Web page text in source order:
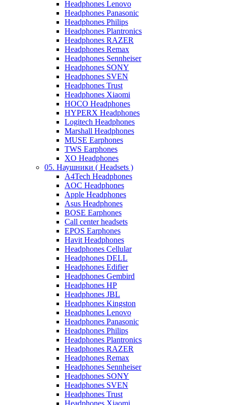
Headphones Lenovo
Headphones Panasonic
Headphones Philips
Headphones Plantronics
Headphones RAZER
Headphones Remax
Headphones Sennheiser
Headphones SONY
Headphones SVEN
Headphones Trust
Headphones Xiaomi
HOCO Headphones
HYPERX Headphones
Logitech Headphones
Marshall Headphones
MUSE Earphones
TWS Earphones
XO Headphones
05. Наушники ( Headsets )
A4Tech Headphones
AOC Headphones
Apple Headphones
Asus Headphones
BOSE Earphones
Call center headsets
EPOS Earphones
Havit Headphones
Headphones Cellular
Headphones DELL
Headphones Edifier
Headphones Gembird
Headphones HP
Headphones JBL
Headphones Kingston
Headphones Lenovo
Headphones Panasonic
Headphones Philips
Headphones Plantronics
Headphones RAZER
Headphones Remax
Headphones Sennheiser
Headphones SONY
Headphones SVEN
Headphones Trust
Headphones Xiaomi